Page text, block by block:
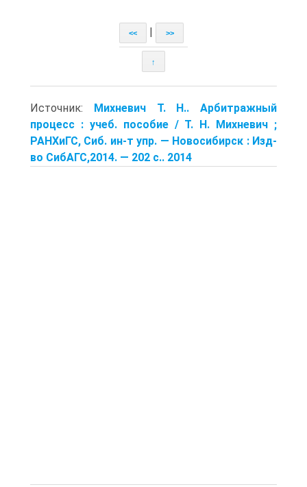
<< >>
↑
Источник: Михневич Т. Н.. Арбитражный
процесс : учеб. пособие / Т. Н. Михневич ;
РАНХиГС, Сиб. ин-т упр. — Новосибирск : Изд-
во СибАГС,2014. — 202 с.. 2014